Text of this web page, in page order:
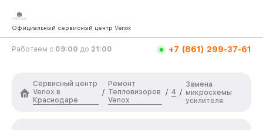
Официальный сервисный центр Venox
Работаем с 09:00 до 21:00 +7 (861) 299-37-61
Сервисный центр
Venox в
Краснодаре
/
Ремонт
Тепловизоров
Venox
/ 4 /
Замена
микросхемы
усилителя